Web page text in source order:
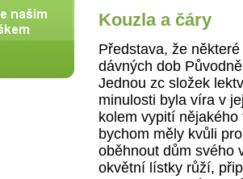
Kouzla a čáry
Představa, že
dávných dob
Jednou zc složek
minulosti byla víra v
kolem vypití
bychom měly kvůli
oběhnout dům svého
okvětní lístky růží,